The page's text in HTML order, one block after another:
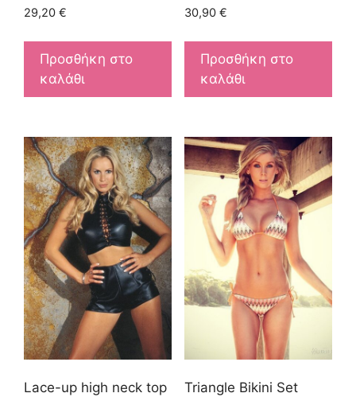
29,20 €
Προσθήκη στο
καλάθι
30,90 €
Προσθήκη στο
καλάθι
Lace-up high neck top Triangle Bikini Set